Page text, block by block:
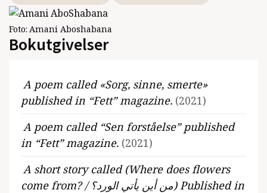
Foto: Amani Aboshabana
Bokutgivelser
A poem called «Sorg, sinne, smerte»
published in “Fett” magazine. (2021)
A poem called “Sen forståelse” published
in “Fett” magazine. (2021)
A short story called (Where does flowers
come from? / من أين يأتي الورد؟) Published in